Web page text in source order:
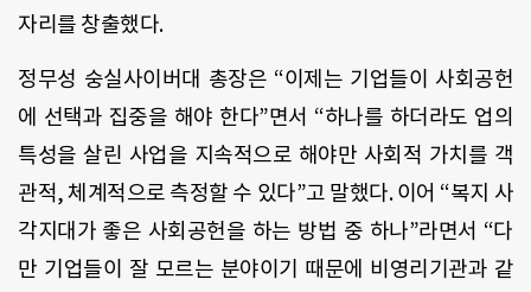
자리를 창출했다.
정무성 숭실사이버대 총장은 “이제는 기업들이 사회공헌
에 선택과 집중을 해야 한다”면서 “하나를 하더라도 업의
특성을 살린 사업을 지속적으로 해야만 사회적 가치를 객
관적, 체계적으로 측정할 수 있다”고 말했다. 이어 “복지 사
각지대가 좋은 사회공헌을 하는 방법 중 하나”라면서 “다
만 기업들이 잘 모르는 분야이기 때문에 비영리기관과 같